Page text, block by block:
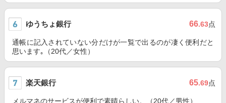
ゆうちょ銀行 66.63点
通帳に記入されていない分だけが一覧で出るのが凄く便利だと
思います｡（20代／女性）
楽天銀行 65.69点
メルマネのサービスが便利で素晴らしい。（20代／男性）